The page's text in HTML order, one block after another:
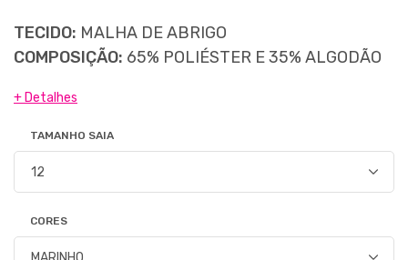
TECIDO: MALHA DE ABRIGO
COMPOSIÇÃO: 65% POLIÉSTER E 35% ALGODÃO
+ Detalhes
TAMANHO SAIA
CORES